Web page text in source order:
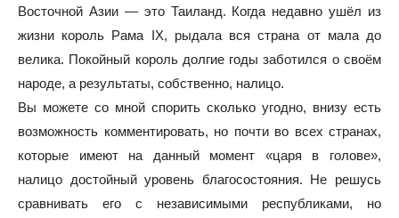
Восточной Азии — это Таиланд. Когда недавно ушёл из
жизни король Рама IX, рыдала вся страна от мала до
велика. Покойный король долгие годы заботился о своём
народе, а результаты, собственно, налицо.
Вы можете со мной спорить сколько угодно, внизу есть
возможность комментировать, но почти во всех странах,
которые имеют на данный момент «царя в голове»,
налицо достойный уровень благосостояния. Не решусь
сравнивать его с независимыми республиками, но